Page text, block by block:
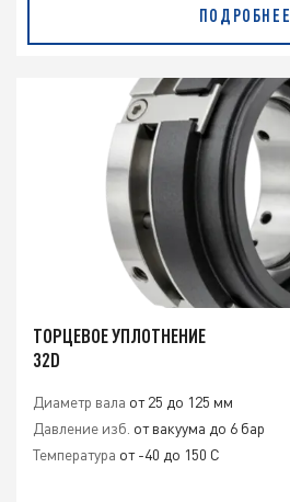
ПОДРОБНЕЕ
ТОРЦЕВОЕ УПЛОТНЕНИЕ
32D
Диаметр вала от 25 до 125 мм
Давление изб. от вакуума до 6 бар
Температура от -40 до 150 C